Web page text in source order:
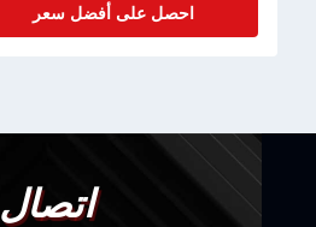
احصل على أفضل سعر
اتصال